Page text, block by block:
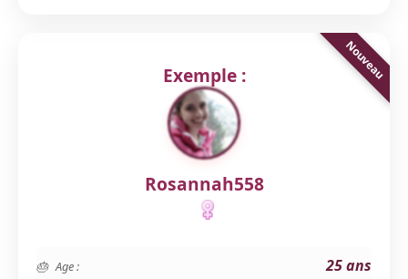
Exemple :
Rosannah558
Age : 25 ans